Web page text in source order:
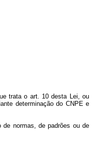
trata o art. 10 desta Lei, ou
determinação do CNPE e
normas, de padrões ou de